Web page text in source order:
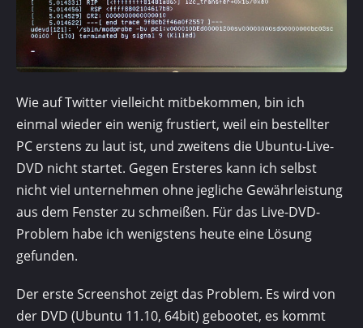
Wie auf Twitter vielleicht mitbekommen, bin ich
einmal wieder ein wenig frustiert, weil ein be­stellter
PC erstens zu laut ist, und zweitens die Ubuntu-Live-
DVD nicht startet. Gegen Ersteres kann ich selbst
nicht viel unternehmen ohne jegliche Gewährleistung
aus dem Fenster zu schmeißen. Für das Live-DVD-
Problem habe ich wenigstens heute eine Lösung
gefunden.
Der erste Screenshot zeigt das Problem. Es wird von
der DVD (Ubuntu 11.10, 64bit) gebootet, es kommt